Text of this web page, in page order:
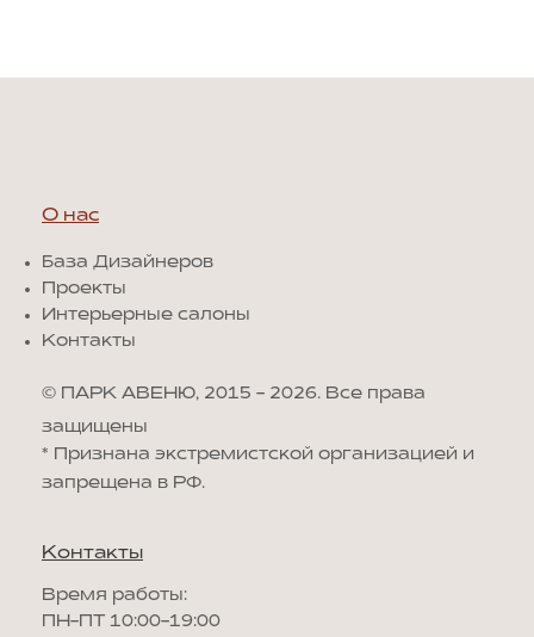
О нас
База Дизайнеров
Проекты
Интерьерные салоны
Контакты
© ПАРК АВЕНЮ, 2015 - 2026. Все права
защищены
* Признана экстремистской организацией и
запрещена в РФ.
Контакты
Время работы:
ПН-ПТ 10:00-19:00